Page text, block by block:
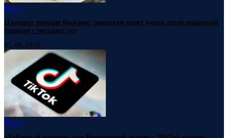
Наука
Планшет раньше букваря: родители хотят учить детей цифровой
грамоте с четырех лет
05.08.2026
Наука